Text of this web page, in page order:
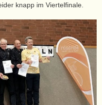
knapp im Viertelfinale.